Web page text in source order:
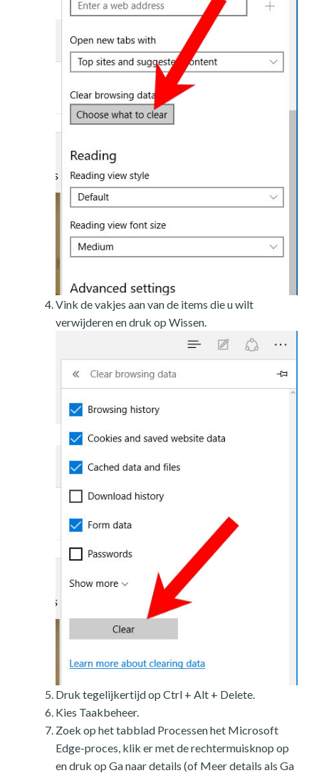
Vink de vakjes aan van de items die u wilt
verwijderen en druk op Wissen.
Druk tegelijkertijd op Ctrl + Alt + Delete.
Kies Taakbeheer.
Zoek op het tabblad Processen het Microsoft
Edge-proces, klik er met de rechtermuisknop op
en druk op Ga naar details (of Meer details als Ga